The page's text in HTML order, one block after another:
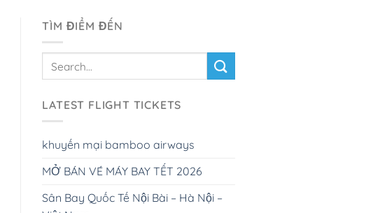
TÌM ĐIỂM ĐẾN
LATEST FLIGHT TICKETS
khuyến mại bamboo airways
MỞ BÁN VÉ MÁY BAY TẾT 2026
Sân Bay Quốc Tế Nội Bài – Hà Nội –